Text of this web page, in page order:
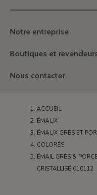
Notre entreprise
Boutiques et
Nous contacter
ACCUEIL
ÉMAUX
ÉMAUX GRÈS ET
COLORÉS
ÉMAIL GRÈS &
CRISTALLISÉ 010112